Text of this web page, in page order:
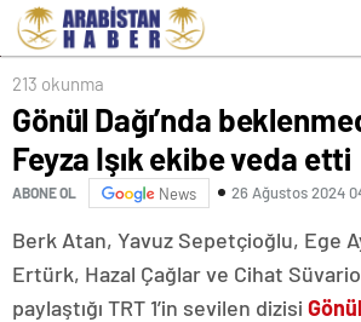
213 okunma
Gönül Dağı’nda
Feyza Işık ekibe veda etti
ABONE OL News 26 Ağustos 2024
Berk Atan, Yavuz Sepetçioğlu, Ege
Ertürk, Hazal Çağlar ve Cihat
paylaştığı TRT 1’in sevilen dizisi